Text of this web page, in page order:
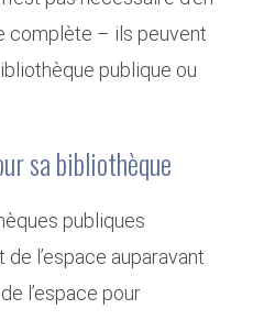
complète – ils peuvent
publique ou
sa bibliothèque
publiques
l’espace auparavant
l’espace pour